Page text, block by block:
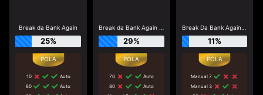
Break da Bank Again
25%
10
Auto
80
Auto
Break da Bank Again Respin
29%
70
Auto
80
Auto
Break Da Bank Again™ MEGAWAYS™
11%
Manual 7
Manual 3